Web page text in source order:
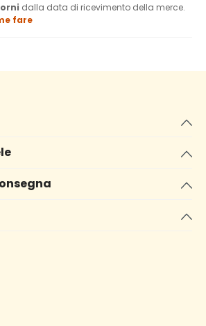
dalla data di ricevimento della merce.
fare